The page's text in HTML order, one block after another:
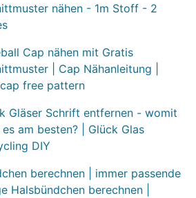
nähen - 1m Stoff - 2
Cap nähen mit Gratis
| Cap Nähanleitung |
free pattern
Gläser Schrift entfernen - womit
am besten? | Glück Glas
DIY
berechnen | immer passende
Halsbündchen berechnen |